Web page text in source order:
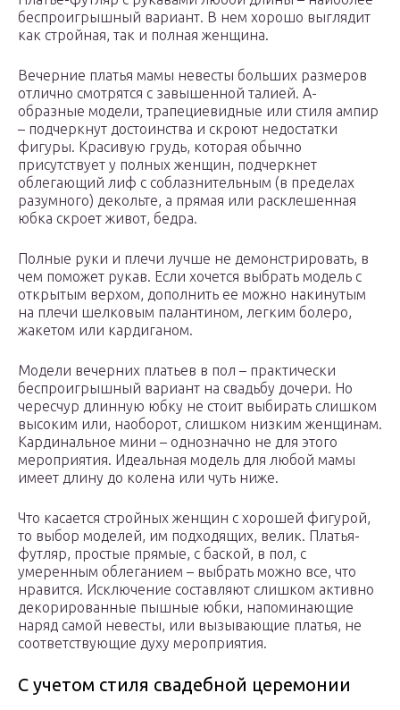
беспроигрышный вариант. В нем хорошо выглядит
как стройная, так и полная женщина.
Вечерние платья мамы невесты больших размеров
отлично смотрятся с завышенной талией. А-
образные модели, трапециевидные или стиля ампир
– подчеркнут достоинства и скроют недостатки
фигуры. Красивую грудь, которая обычно
присутствует у полных женщин, подчеркнет
облегающий лиф с соблазнительным (в пределах
разумного) декольте, а прямая или расклешенная
юбка скроет живот, бедра.
Полные руки и плечи лучше не демонстрировать, в
чем поможет рукав. Если хочется выбрать модель с
открытым верхом, дополнить ее можно накинутым
на плечи шелковым палантином, легким болеро,
жакетом или кардиганом.
Модели вечерних платьев в пол – практически
беспроигрышный вариант на свадьбу дочери. Но
чересчур длинную юбку не стоит выбирать слишком
высоким или, наоборот, слишком низким женщинам.
Кардинальное мини – однозначно не для этого
мероприятия. Идеальная модель для любой мамы
имеет длину до колена или чуть ниже.
Что касается стройных женщин с хорошей фигурой,
то выбор моделей, им подходящих, велик. Платья-
футляр, простые прямые, с баской, в пол, с
умеренным облеганием – выбрать можно все, что
нравится. Исключение составляют слишком активно
декорированные пышные юбки, напоминающие
наряд самой невесты, или вызывающие платья, не
соответствующие духу мероприятия.
С учетом стиля свадебной церемонии